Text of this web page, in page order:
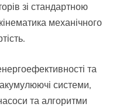
зі стандартною
механічного
та
системи,
та алгоритми